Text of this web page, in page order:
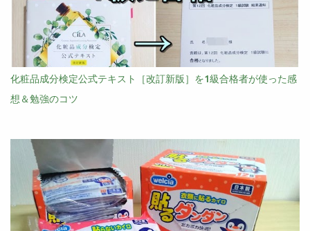
化粧品成分検定公式テキスト［改訂新版］を1級合格者が使った感
想＆勉強のコツ